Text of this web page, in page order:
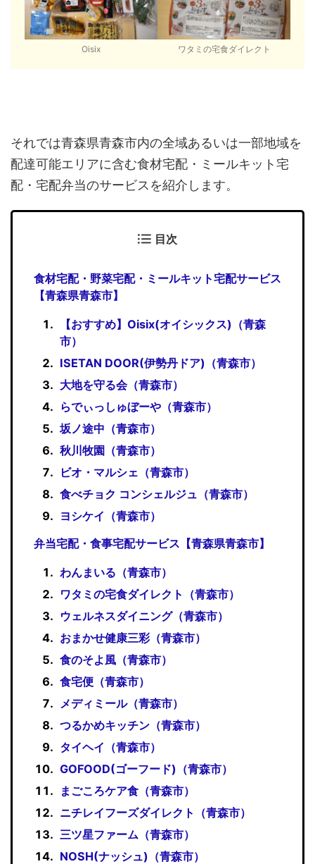
Oisix ワタミの宅食ダイレクト
それでは青森県青森市内の全域あるいは一部地域を
配達可能エリアに含む食材宅配・ミールキット宅
配・宅配弁当のサービスを紹介します。
目次
食材宅配・野菜宅配・ミールキット宅配サービス
【青森県青森市】
【おすすめ】Oisix(オイシックス)（青森
市）
ISETAN DOOR(伊勢丹ドア)（青森市）
大地を守る会（青森市）
らでぃっしゅぼーや（青森市）
坂ノ途中（青森市）
秋川牧園（青森市）
ビオ・マルシェ（青森市）
食べチョク コンシェルジュ（青森市）
ヨシケイ（青森市）
弁当宅配・食事宅配サービス【青森県青森市】
わんまいる（青森市）
ワタミの宅食ダイレクト（青森市）
ウェルネスダイニング（青森市）
おまかせ健康三彩（青森市）
食のそよ風（青森市）
食宅便（青森市）
メディミール（青森市）
つるかめキッチン（青森市）
タイヘイ（青森市）
GOFOOD(ゴーフード)（青森市）
まごころケア食（青森市）
ニチレイフーズダイレクト（青森市）
三ツ星ファーム（青森市）
NOSH(ナッシュ)（青森市）